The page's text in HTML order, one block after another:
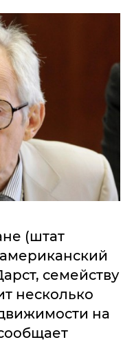
(штат
семейству
несколько
на